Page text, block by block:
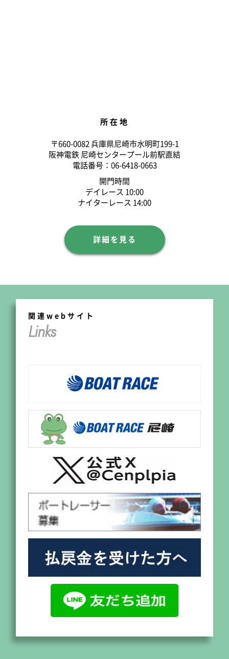
所在地
〒660-0082 兵庫県尼崎市水明町199-1
阪神電鉄 尼崎センタープール前駅直結
電話番号：06-6418-0663
開門時間
デイレース 10:00
ナイターレース 14:00
詳細を見る
関連webサイト
Links